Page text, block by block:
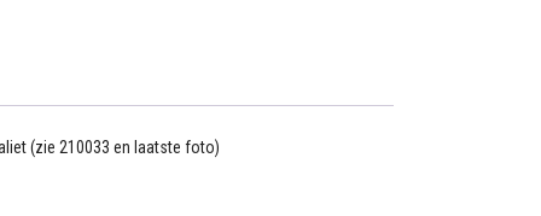
(zie 210033 en laatste foto)